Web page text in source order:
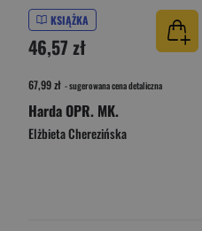
KSIĄŻKA
46,57 zł
67,99 zł - sugerowana cena detaliczna
Harda OPR. MK.
Elżbieta Cherezińska